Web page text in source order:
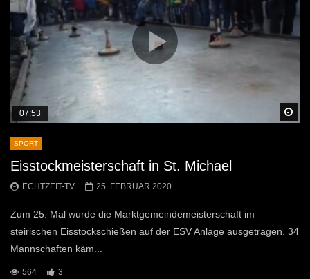
07:53
SPORT
Eisstockmeisterschaft in St. Michael
ECHTZEIT-TV 25. FEBRUAR 2020
Zum 25. Mal wurde die Marktgemeindemeisterschaft im
steirischen Eisstockschießen auf der ESV Anlage ausgetragen. 34
Mannschaften käm...
564 3